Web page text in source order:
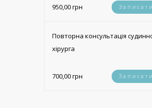
950,00 грн
Повторна консультація
хірурга
700,00 грн